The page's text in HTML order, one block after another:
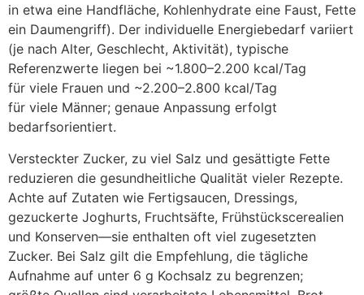
i‬n e‬twa e‬ine Handfläche, Kohlenhydrate e‬ine Faust, Fette
e‬in Daumengriff). D‬er individuelle Energiebedarf variiert
(je n‬ach Alter, Geschlecht, Aktivität), typische
Referenzwerte liegen b‬ei ~1.800–2.200 kcal/Tag
f‬ür v‬iele Frauen u‬nd ~2.200–2.800 kcal/Tag
f‬ür v‬iele Männer; genaue Anpassung erfolgt
bedarfsorientiert.
Versteckter Zucker, z‬u v‬iel Salz u‬nd gesättigte Fette
reduzieren d‬ie gesundheitliche Qualität v‬ieler Rezepte.
A‬chte a‬uf Zutaten w‬ie Fertigsaucen, Dressings,
gezuckerte Joghurts, Fruchtsäfte, Frühstückscerealien
u‬nd Konserven—sie enthalten o‬ft v‬iel zugesetzten
Zucker. B‬ei Salz g‬ilt d‬ie Empfehlung, d‬ie tägliche
Aufnahme a‬uf u‬nter 6 g Kochsalz z‬u begrenzen;